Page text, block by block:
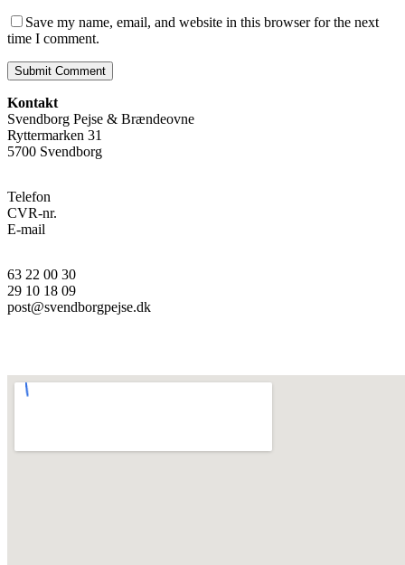
Save my name, email, and website in this browser for the next
time I comment.
Kontakt
Svendborg Pejse & Brændeovne
Ryttermarken 31
5700 Svendborg
Telefon
CVR-nr.
E-mail
63 22 00 30
29 10 18 09
post@svendborgpejse.dk